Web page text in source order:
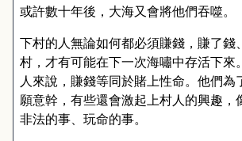
或許數十年後，大海又會將他們吞噬。
下村的人無論如何都必須賺錢，賺了錢
村，才有可能在下一次海嘯中存活下來
人來說，賺錢等同於賭上性命。他們為
願意幹，有些還會激起上村人的興趣，
非法的事、玩命的事。